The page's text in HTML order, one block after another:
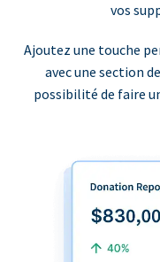
vos
Ajoutez une touche
avec une section
possibilité de faire